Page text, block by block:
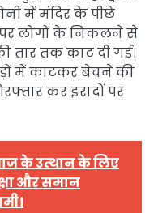
में मंदिर के पीछे
लोगों के निकलने से
तार तक काट दी गई।
में काटकर बेचने की
कर इरादों पर
के उत्थान के लिए
और समान